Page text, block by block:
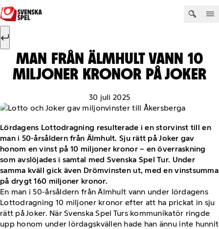
Hoppa till innehåll
Sök efter:
MAN FRÅN ÄLMHULT VANN 10
MILJONER KRONOR PÅ JOKER
30 juli 2025
Lördagens Lottodragning resulterade i en storvinst till en
man i 50-årsåldern från Älmhult. Sju rätt på Joker gav
honom en vinst på 10 miljoner kronor – en överraskning
som avslöjades i samtal med Svenska Spel Tur. Under
samma kväll gick även Drömvinsten ut, med en vinstsumma
på drygt 160 miljoner kronor.
En man i 50-årsåldern från Älmhult vann under lördagens
Lottodragning 10 miljoner kronor efter att ha prickat in sju
rätt på Joker. När Svenska Spel Turs kommunikatör ringde
upp honom under lördagskvällen hade han ännu inte hunnit